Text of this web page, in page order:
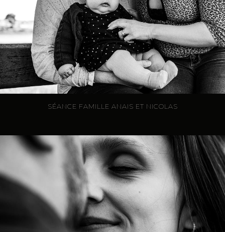
SÉANCE FAMILLE ANAIS ET NICOLAS